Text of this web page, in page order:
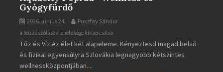
Gyógyfürdő
2026. június 24. Pusztay Sándor
Aquacity
Poprad
·
Wellness
a hozzászólások lehetősége kikapcsolva
Tűz és Víz.Az élet két alapeleme. Kényeztesd magad belső
és fizikai egyensúlyra Szlovákia legnagyobb kétszintes
wellnessközpontjában....